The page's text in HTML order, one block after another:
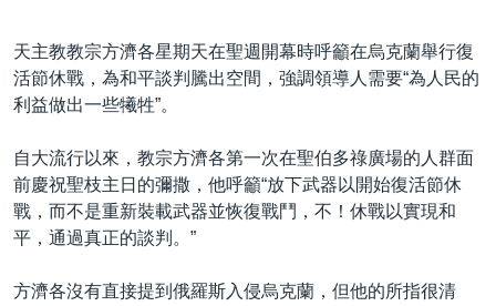
天主教教宗方濟各星期天在聖週開幕時呼籲在烏克蘭舉行復
活節休戰，為和平談判騰出空間，強調領導人需要“為人民的
利益做出一些犧牲”。
自大流行以來，教宗方濟各第一次在聖伯多祿廣場的人群面
前慶祝聖枝主日的彌撒，他呼籲“放下武器以開始復活節休
戰，而不是重新裝載武器並恢復戰鬥，不！休戰以實現和
平，通過真正的談判。”
方濟各沒有直接提到俄羅斯入侵烏克蘭，但他的所指很清